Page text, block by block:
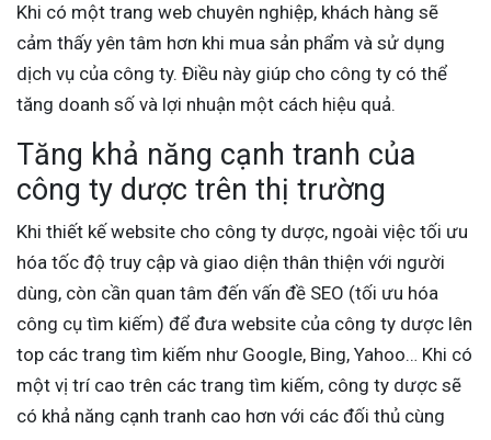
Khi có một trang web chuyên nghiệp, khách hàng sẽ
cảm thấy yên tâm hơn khi mua sản phẩm và sử dụng
dịch vụ của công ty. Điều này giúp cho công ty có thể
tăng doanh số và lợi nhuận một cách hiệu quả.
Tăng khả năng cạnh tranh của
công ty dược trên thị trường
Khi thiết kế website cho công ty dược, ngoài việc tối ưu
hóa tốc độ truy cập và giao diện thân thiện với người
dùng, còn cần quan tâm đến vấn đề SEO (tối ưu hóa
công cụ tìm kiếm) để đưa website của công ty dược lên
top các trang tìm kiếm như Google, Bing, Yahoo… Khi có
một vị trí cao trên các trang tìm kiếm, công ty dược sẽ
có khả năng cạnh tranh cao hơn với các đối thủ cùng